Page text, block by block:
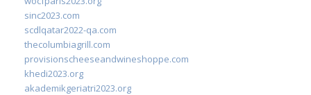
sinc2023.com
scdlqatar2022-qa.com
thecolumbiagrill.com
provisionscheeseandwineshoppe.com
khedi2023.org
akademikgeriatri2023.org